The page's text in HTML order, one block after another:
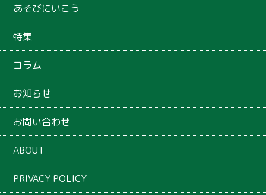
あそびにいこう
特集
コラム
お知らせ
お問い合わせ
ABOUT
PRIVACY POLICY